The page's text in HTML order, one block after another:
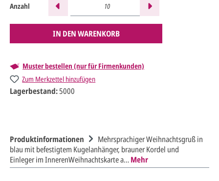
Anzahl
IN DEN WARENKORB
Muster bestellen (nur für Firmenkunden)
Zum Merkzettel hinzufügen
Lagerbestand:5000
Produktinformationen
Mehrsprachiger Weihnachtsgruß in
blau mit befestigtem Kugelanhänger, brauner Kordel und
Einleger im InnerenWeihnachtskarte a…Mehr